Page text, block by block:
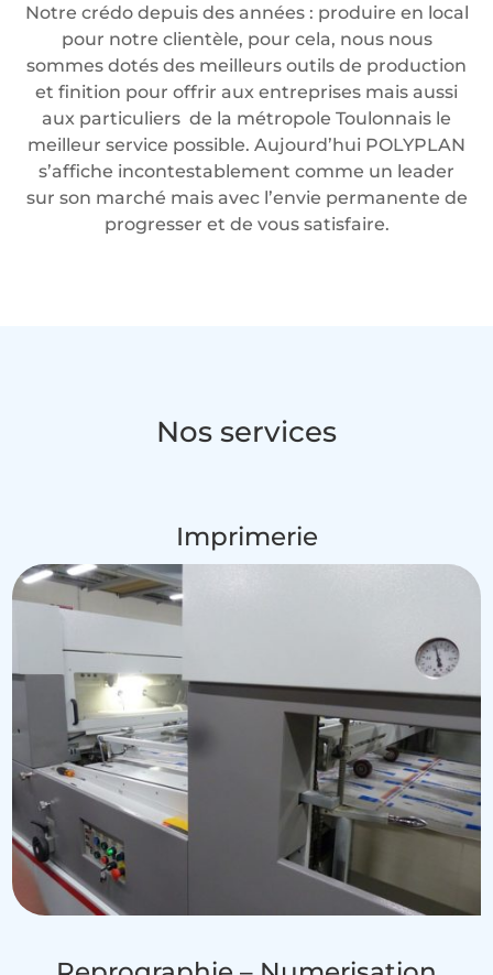
Notre crédo depuis des années : produire en local
pour notre clientèle, pour cela, nous nous
sommes dotés des meilleurs outils de production
et finition pour offrir aux entreprises mais aussi
aux particuliers de la métropole Toulonnais le
meilleur service possible. Aujourd’hui POLYPLAN
s’affiche incontestablement comme un leader
sur son marché mais avec l’envie permanente de
progresser et de vous satisfaire.
Nos services
Imprimerie